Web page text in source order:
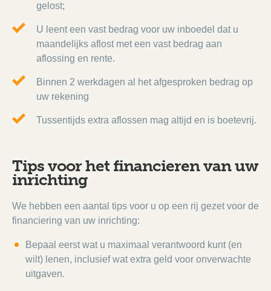
gelost;
U leent een vast bedrag voor uw inboedel dat u
maandelijks aflost met een vast bedrag aan
aflossing en rente.
Binnen 2 werkdagen al het afgesproken bedrag op
uw rekening
Tussentijds extra aflossen mag altijd en is boetevrij.
Tips voor het financieren van uw
inrichting
We hebben een aantal tips voor u op een rij gezet voor de
financiering van uw inrichting:
Bepaal eerst wat u maximaal verantwoord kunt (en
wilt) lenen, inclusief wat extra geld voor onverwachte
uitgaven.